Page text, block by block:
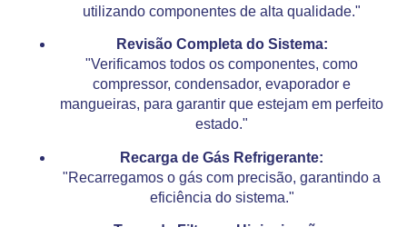
utilizando componentes de alta qualidade."
Revisão Completa do Sistema:
"Verificamos todos os componentes, como
compressor, condensador, evaporador e
mangueiras, para garantir que estejam em perfeito
estado."
Recarga de Gás Refrigerante:
"Recarregamos o gás com precisão, garantindo a
eficiência do sistema."